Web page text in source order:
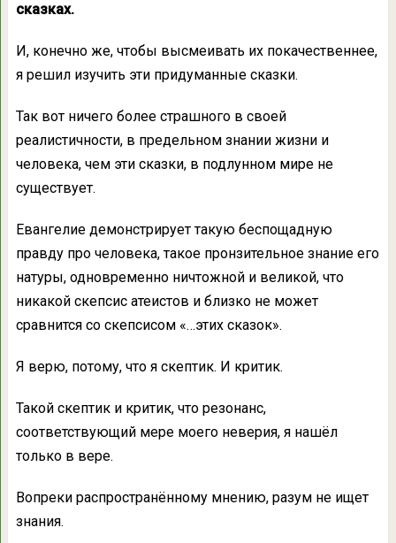
сказках.
И, конечно же, чтобы высмеивать их покачественнее,
я решил изучить эти придуманные сказки.
Так вот ничего более страшного в своей
реалистичности, в предельном знании жизни и
человека, чем эти сказки, в подлунном мире не
существует.
Евангелие демонстрирует такую беспощадную
правду про человека, такое пронзительное знание его
натуры, одновременно ничтожной и великой, что
никакой скепсис атеистов и близко не может
сравнится со скепсисом «…этих сказок».
Я верю, потому, что я скептик. И критик.
Такой скептик и критик, что резонанс,
соответствующий мере моего неверия, я нашёл
только в вере.
Вопреки распространённому мнению, разум не ищет
знания.